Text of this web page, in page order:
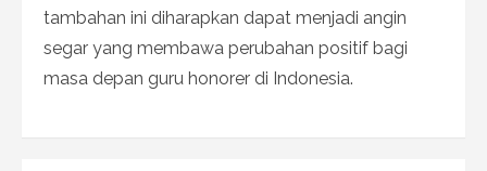
tambahan ini diharapkan dapat menjadi angin
segar yang membawa perubahan positif bagi
masa depan guru honorer di Indonesia.